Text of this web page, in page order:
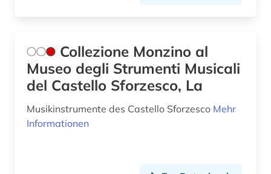
nordtirol (1)
online-publikation (1)
oper (2)
Collezione Monzino al
Museo degli Strumenti Musicali
del Castello Sforzesco, La
Musikinstrumente des Castello Sforzesco Mehr
Informationen